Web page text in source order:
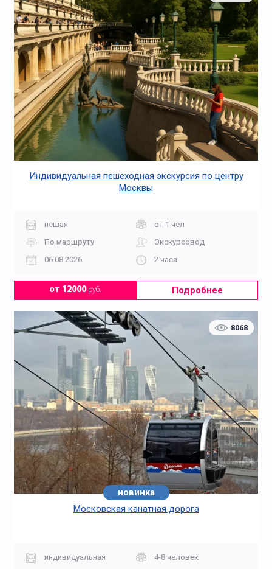
Индивидуальная пешеходная экскурсия по центру
Москвы
пешая
от 1 чел
По маршруту
Экскурсовод
06.08.2026
2 часа
от 12000руб. Подробнее
8068
новинка
Московская канатная дорога
индивидуальная
4-8 человек